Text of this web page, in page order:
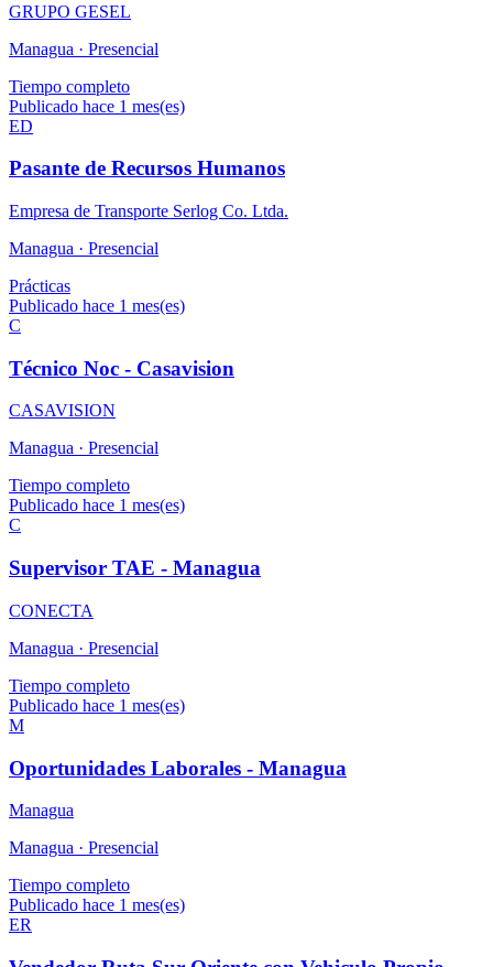
GRUPO GESEL
Managua · Presencial
Tiempo completo
Publicado hace 1 mes(es)
ED
Pasante de Recursos Humanos
Empresa de Transporte Serlog Co. Ltda.
Managua · Presencial
Prácticas
Publicado hace 1 mes(es)
C
Técnico Noc - Casavision
CASAVISION
Managua · Presencial
Tiempo completo
Publicado hace 1 mes(es)
C
Supervisor TAE - Managua
CONECTA
Managua · Presencial
Tiempo completo
Publicado hace 1 mes(es)
M
Oportunidades Laborales - Managua
Managua
Managua · Presencial
Tiempo completo
Publicado hace 1 mes(es)
ER